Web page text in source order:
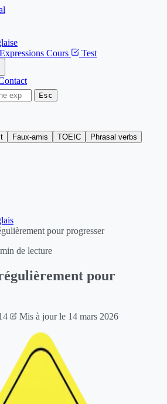
Expressions Cours Test
Esc
Faux-amis TOEIC
Phrasal verbs
pour progresser
de lecture
pour
Mis à jour le 14 mars 2026